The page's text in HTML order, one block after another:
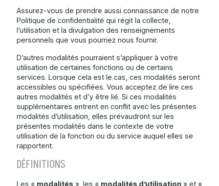
Assurez-vous de prendre aussi connaissance de notre
Politique de confidentialité qui régit la collecte,
l’utilisation et la divulgation des renseignements
personnels que vous pourriez nous fournir.
D’autres modalités pourraient s’appliquer à votre
utilisation de certaines fonctions ou de certains
services. Lorsque cela est le cas, ces modalités seront
accessibles ou spécifiées. Vous acceptez de lire ces
autres modalités et d’y être lié. Si ces modalités
supplémentaires entrent en conflit avec les présentes
modalités d’utilisation, elles prévaudront sur les
présentes modalités dans le contexte de votre
utilisation de la fonction ou du service auquel elles se
rapportent.
DÉFINITIONS
Les « modalités », les « modalités d’utilisation» et «